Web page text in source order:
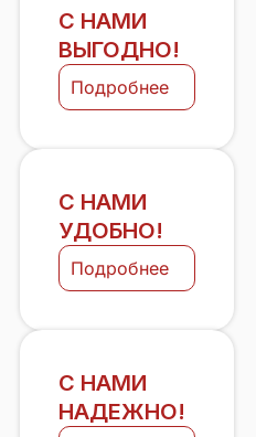
С НАМИ
ВЫГОДНО!
Подробнее
С НАМИ
УДОБНО!
Подробнее
С НАМИ
НАДЕЖНО!